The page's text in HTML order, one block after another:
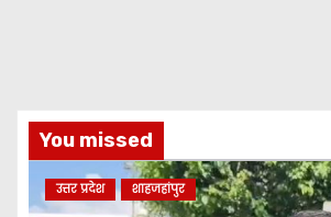
You missed
उत्तर प्रदेश शाहजहांपुर